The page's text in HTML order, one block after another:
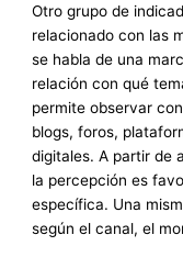
Otro grupo de
relacionado con las
se habla de una
relación con qué
permite observar
blogs, foros,
digitales. A partir de
la percepción es
específica. Una
según el canal, el